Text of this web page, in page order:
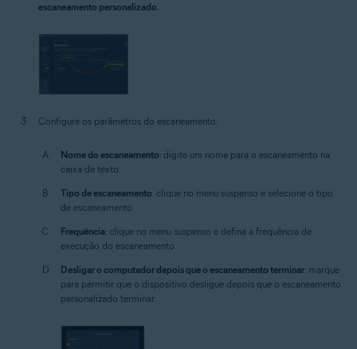
escaneamento personalizado.
Configure os parâmetros do escaneamento:
Nome do escaneamento: digite um nome para o escaneamento na
caixa de texto.
Tipo de escaneamento: clique no menu suspenso e selecione o tipo
de escaneamento.
Frequência: clique no menu suspenso e defina a frequência de
execução do escaneamento.
Desligar o computador depois que o escaneamento terminar: marque
para permitir que o dispositivo desligue depois que o escaneamento
personalizado terminar.